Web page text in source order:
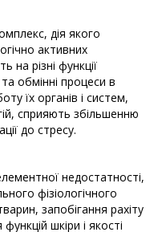
дія якого
активних
на різні функції
обмінні процеси в
їх органів і систем,
сприяють збільшенню
до стресу.
недостатності,
фізіологічного
запобігання рахіту
шкіри і якості